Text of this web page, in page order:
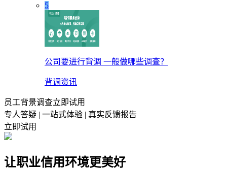
5
公司要进行背调 一般做哪些调查？
背调资讯
员工背景调查立即试用
专人答疑 | 一站式体验 | 真实反馈报告
立即试用
让职业信用环境更美好